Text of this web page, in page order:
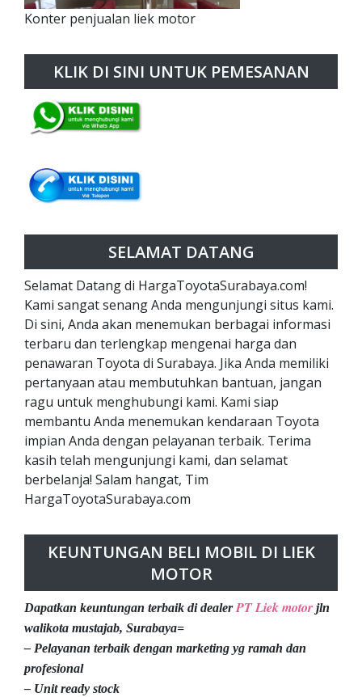
Konter penjualan liek motor
KLIK DI SINI UNTUK PEMESANAN
SELAMAT DATANG
Selamat Datang di HargaToyotaSurabaya.com!
Kami sangat senang Anda mengunjungi situs kami.
Di sini, Anda akan menemukan berbagai informasi
terbaru dan terlengkap mengenai harga dan
penawaran Toyota di Surabaya. Jika Anda memiliki
pertanyaan atau membutuhkan bantuan, jangan
ragu untuk menghubungi kami. Kami siap
membantu Anda menemukan kendaraan Toyota
impian Anda dengan pelayanan terbaik. Terima
kasih telah mengunjungi kami, dan selamat
berbelanja! Salam hangat, Tim
HargaToyotaSurabaya.com
KEUNTUNGAN BELI MOBIL DI LIEK
MOTOR
Dapatkan keuntungan terbaik di dealerPT Liek motor jln
walikota mustajab, Surabaya=
– Pelayanan terbaik dengan marketing yg ramah dan
profesional
– Unit ready stock